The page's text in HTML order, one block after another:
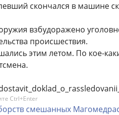
скончался в машине
взбудоражено
происшествия.
этим летом. По кое-
Ctrl+Enter
смешанных